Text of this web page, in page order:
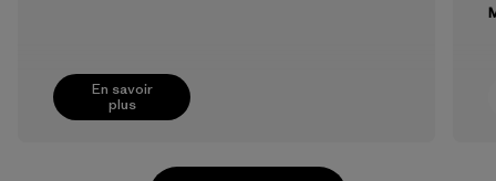
En savoir
plus